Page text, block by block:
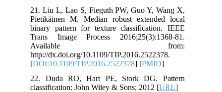
21. Liu L, Lao S, Fieguth PW, Guo Y, Wang X,
Pietikäinen M. Median robust extended local
binary pattern for texture classification. IEEE
Trans Image Process 2016;25(3):1368-81.
Available from:
http://dx.doi.org/10.1109/TIP.2016.2522378.
[DOI:10.1109/TIP.2016.2522378] [PMID
22. Duda RO, Hart PE, Stork DG. Pattern
classification: John Wiley & Sons; 2012 [URL